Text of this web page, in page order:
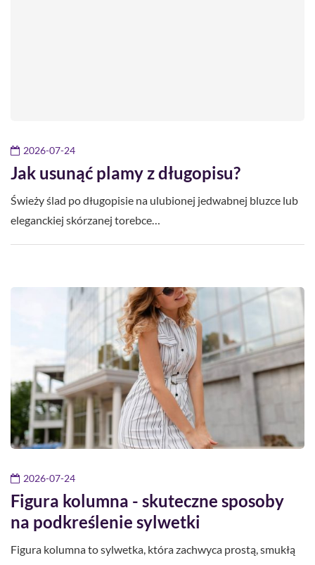
2026-07-24
Jak usunąć plamy z długopisu?
Świeży ślad po długopisie na ulubionej jedwabnej bluzce lub
eleganckiej skórzanej torebce…
2026-07-24
Figura kolumna - skuteczne sposoby
na podkreślenie sylwetki
Figura kolumna to sylwetka, która zachwyca prostą, smukłą